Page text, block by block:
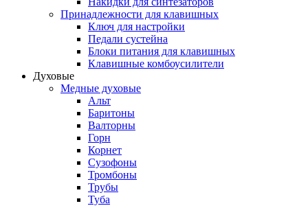
Принадлежности для клавишных
Ключ для настройки
Педали сустейна
Блоки питания для клавишных
Клавишные комбоусилители
Духовые
Медные духовые
Альт
Баритоны
Валторны
Горн
Корнет
Сузофоны
Тромбоны
Трубы
Туба